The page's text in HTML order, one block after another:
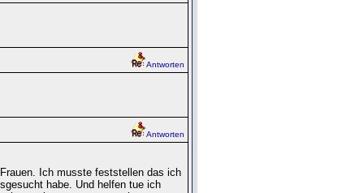
Antworten
Antworten
Ich musste feststellen das ich
habe. Und helfen tue ich